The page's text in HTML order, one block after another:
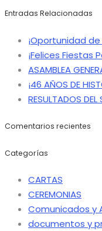
Entradas Relacionadas
¡Oportunidad
¡Felices Fiestas
ASAMBLEA
¡46 AÑOS DE
RESULTADOS
Comentarios recientes
Categorías
CARTAS
CEREMONIAS
Comunicados y
documentos y